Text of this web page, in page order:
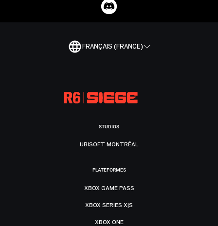
FRANÇAIS (FRANCE)
STUDIOS
UBISOFT MONTRÉAL
PLATEFORMES
XBOX GAME PASS
XBOX SERIES X|S
XBOX ONE